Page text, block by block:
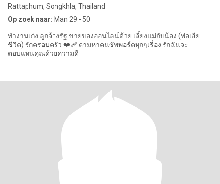
Rattaphum, Songkhla, Thailand
Op zoek naar: Man 29 - 50
ทำงานเก่ง ลูกจ้างรัฐ ขายของออนไลน์ด้วย เลี้ยงแม่กับน้อง (พ่อเสีย
ชีวิต) รักครอบครัว ❤️‍🩹 ตามหาคนซัพพอร์ตทุกๆเรื่อง รักฉันจะ
ตอบแทนคุณด้วยความดี